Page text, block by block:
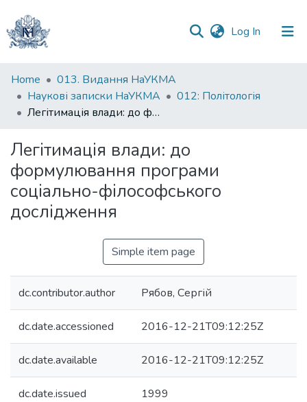
Log In (current)
Communities
&
Collections
Statistics
Home
013. Видання НаУКМА
Наукові записки НаУКМА
012: Політологія
Легітимація влади: до формулювання програми соціально-філософського дослідження
Легітимація влади: до
формулювання програми
соціально-філософського
дослідження
Simple item page
dc.contributor.author Рябов, Сергій
dc.date.accessioned 2016-12-21T09:12:25Z
dc.date.available 2016-12-21T09:12:25Z
dc.date.issued 1999